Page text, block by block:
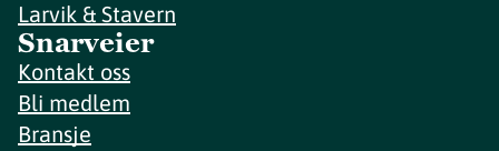
Larvik & Stavern
Snarveier
Kontakt oss
Bli medlem
Bransje